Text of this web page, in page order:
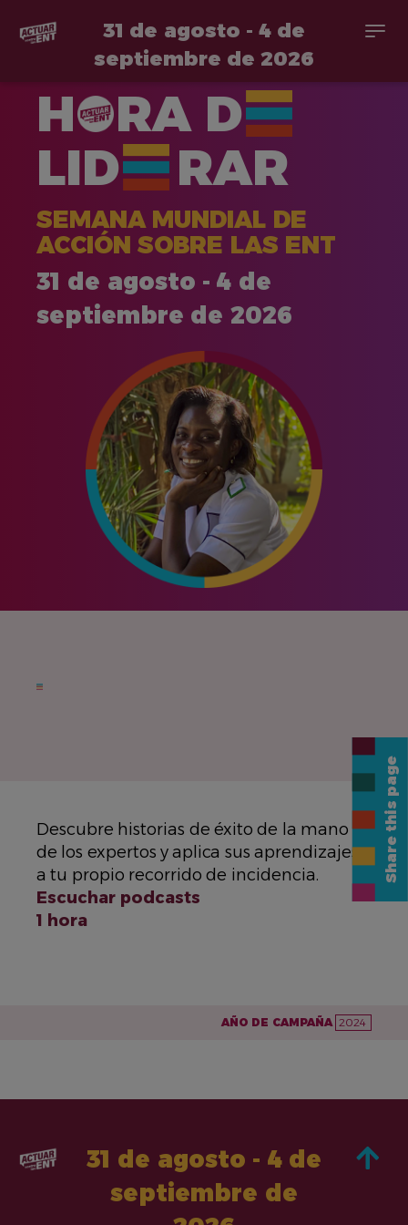
contenido
31 de agosto - 4 de
septiembre de 2026
H RA D
LID
RAR
SEMANA MUNDIAL DE
ACCIÓN SOBRE LAS ENT
31 de agosto - 4 de
septiembre de 2026
Descubre historias de éxito de la mano
de los expertos y aplica sus aprendizajes
a tu propio recorrido de incidencia.
Escuchar podcasts
1 hora
AÑO DE CAMPAÑA 2024
31 de agosto - 4 de
septiembre de
Share this page